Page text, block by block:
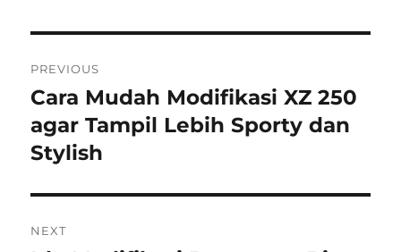
navigation
PREVIOUS
Previous
post:
Cara Mudah Modifikasi XZ 250
agar Tampil Lebih Sporty dan
Stylish
NEXT